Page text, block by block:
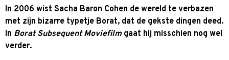
In 2006 wist Sacha Baron Cohen de wereld te verbazen
met zijn bizarre typetje Borat, dat de gekste dingen deed.
In Borat Subsequent Moviefilmgaat hij misschien nog wel
verder.